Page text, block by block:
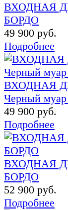
ВХОДНАЯ
БОРДО
49 900 руб.
Подробнее
ВХОДНАЯ
Черный
49 900 руб.
Подробнее
ВХОДНАЯ
БОРДО
52 900 руб.
Подробнее